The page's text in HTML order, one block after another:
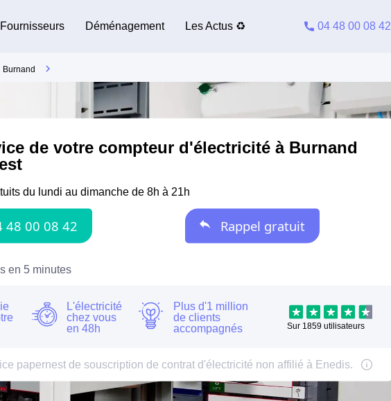
Fournisseurs Déménagement Les Actus ♻️ 04 48 00 08 42
Burnand